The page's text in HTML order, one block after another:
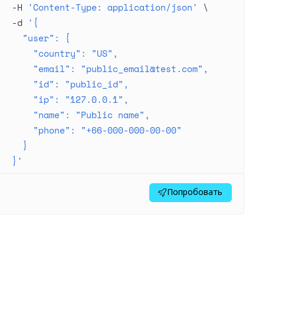
  -H
'Content-Type: application/json'
\
  -d
'{
    "user": {
      "country": "US",
      "email": "
public_email@test.com",
      "id": "public_id",
      "ip": "127.0.0.1",
      "name": "Public name",
      "phone": "+66-000-000-00-00"
    }
  }'
Попробовать